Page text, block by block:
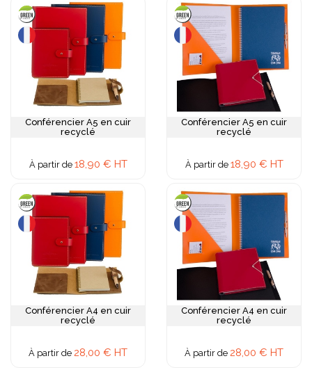
Conférencier A5 en cuir
recyclé
À partir de 18,90 € HT
Conférencier A5 en cuir
recyclé
À partir de 18,90 € HT
Conférencier A4 en cuir
recyclé
À partir de 28,00 € HT
Conférencier A4 en cuir
recyclé
À partir de 28,00 € HT